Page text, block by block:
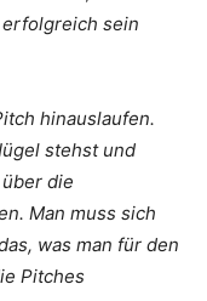
sein
hinauslaufen.
stehst und
die
Man muss sich
was man für den
Pitches